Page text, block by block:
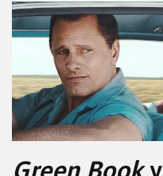
Green Booky